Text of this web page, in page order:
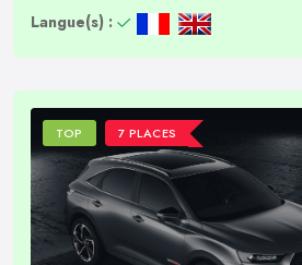
Langue(s) :
TOP 7 PLACES